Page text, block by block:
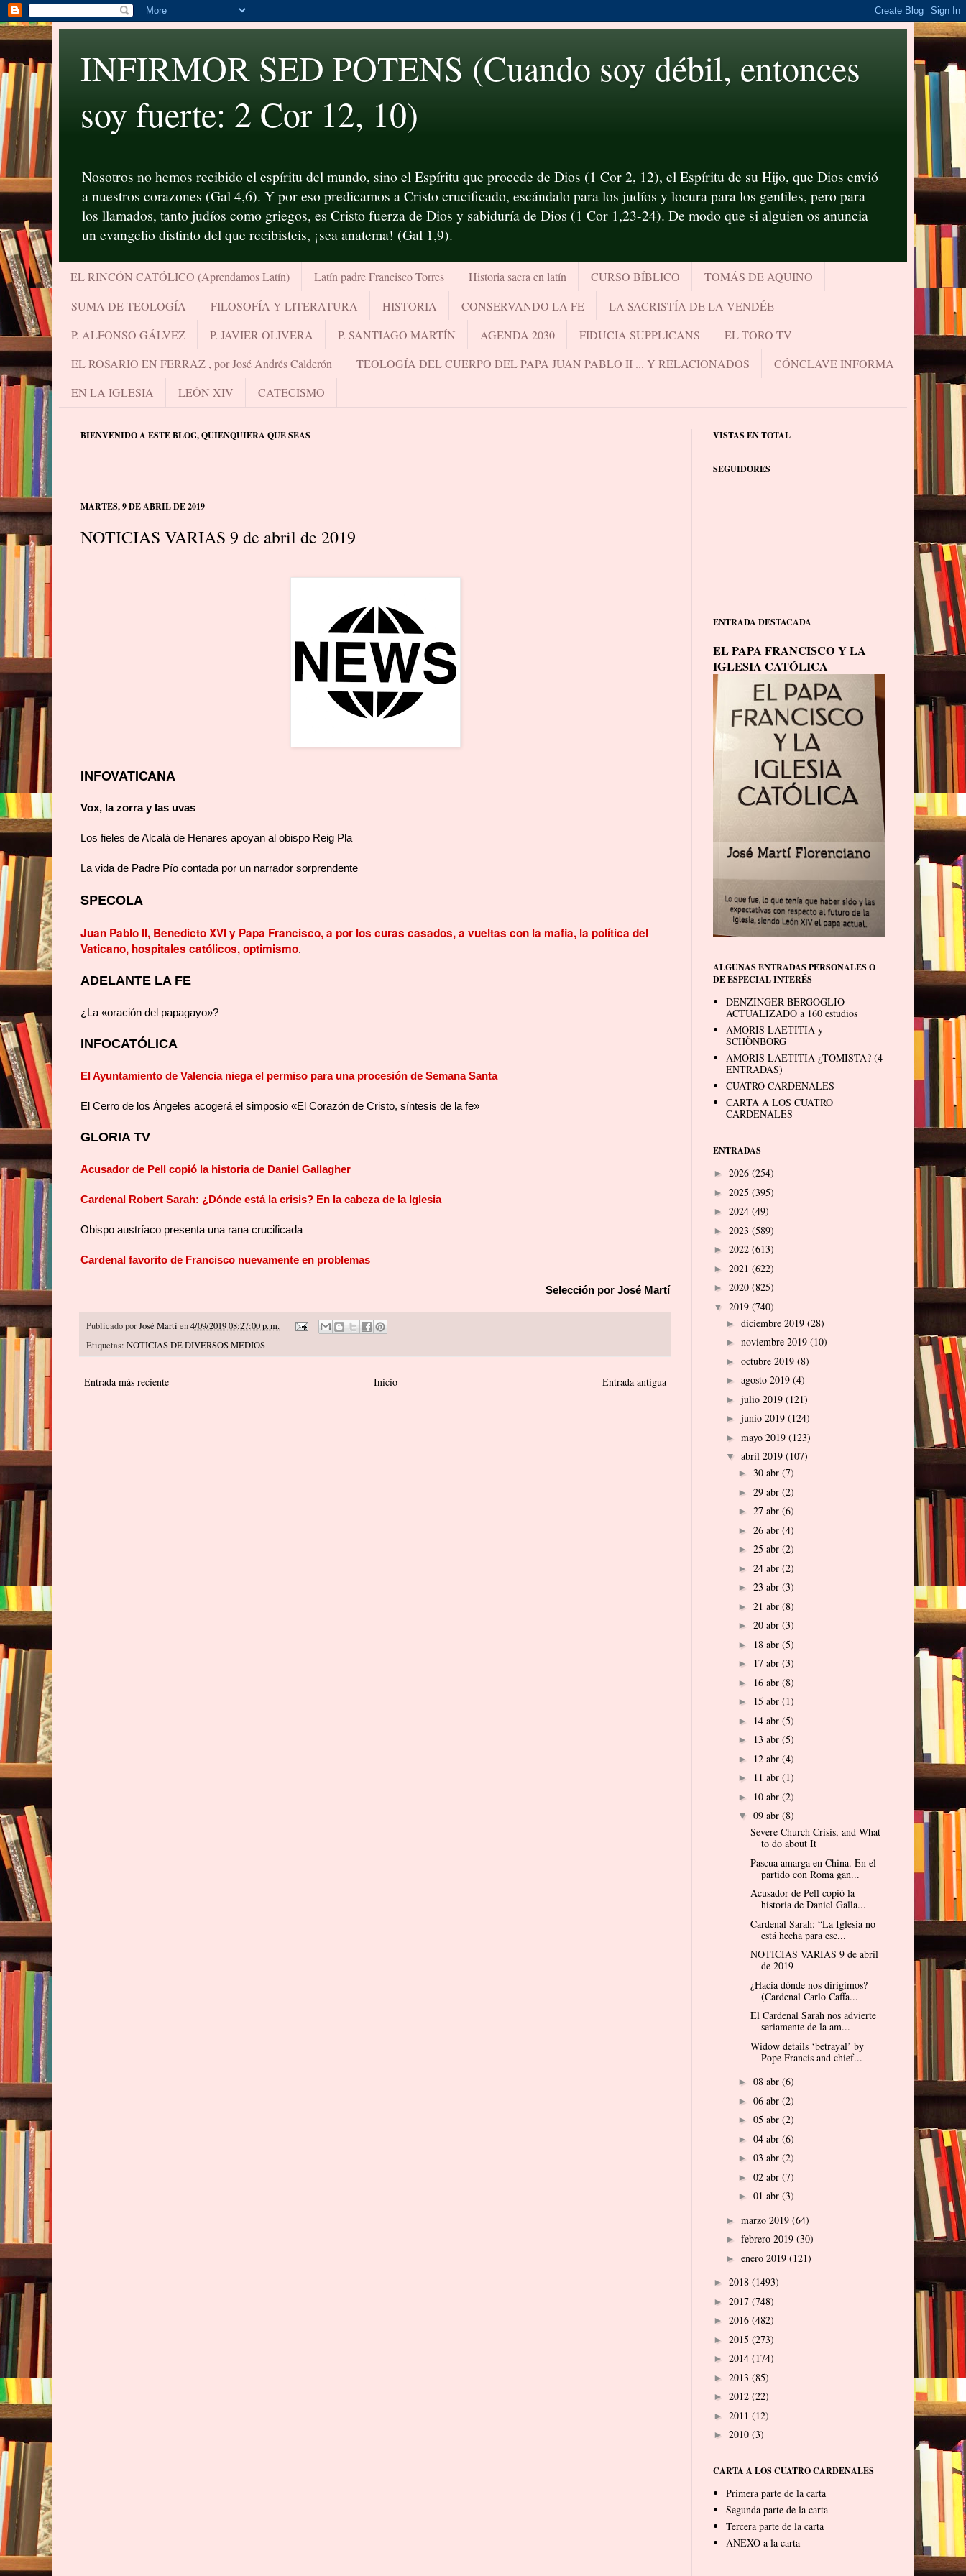
INFIRMOR SED POTENS (Cuando soy débil, entonces
soy fuerte: 2 Cor 12, 10)
Nosotros no hemos recibido el espíritu del mundo, sino el Espíritu que procede de Dios (1 Cor 2, 12), el Espíritu de su Hijo, que Dios envió
a nuestros corazones (Gal 4,6). Y por eso predicamos a Cristo crucificado, escándalo para los judíos y locura para los gentiles, pero para
los llamados, tanto judíos como griegos, es Cristo fuerza de Dios y sabiduría de Dios (1 Cor 1,23-24). De modo que si alguien os anuncia
un evangelio distinto del que recibisteis, ¡sea anatema! (Gal 1,9).
EL RINCÓN CATÓLICO (Aprendamos Latín) Latín padre Francisco Torres Historia sacra en latín CURSO BÍBLICO
TOMÁS DE AQUINO
SUMA DE TEOLOGÍA
FILOSOFÍA Y LITERATURA HISTORIA CONSERVANDO LA FE
LA SACRISTÍA DE LA VENDÉE
P. ALFONSO GÁLVEZ
P. JAVIER OLIVERA P. SANTIAGO MARTÍN AGENDA 2030 FIDUCIA SUPPLICANS
EL TORO TV
EL ROSARIO EN FERRAZ , por José Andrés Calderón
TEOLOGÍA DEL CUERPO DEL PAPA JUAN PABLO II ... Y RELACIONADOS
CÓNCLAVE INFORMA
EN LA IGLESIA
LEÓN XIV CATECISMO
BIENVENIDO A ESTE BLOG, QUIENQUIERA QUE SEAS
MARTES, 9 DE ABRIL DE 2019
NOTICIAS VARIAS 9 de abril de 2019
INFOVATICANA
Vox, la zorra y las uvas
Los fieles de Alcalá de Henares apoyan al obispo Reig Pla
La vida de Padre Pío contada por un narrador sorprendente
SPECOLA
Juan Pablo II, Benedicto XVI y Papa Francisco, a por los curas casados, a vueltas con la mafia, la política del
Vaticano, hospitales católicos, optimismo.
ADELANTE LA FE
¿La «oración del papagayo»?
INFOCATÓLICA
El Ayuntamiento de Valencia niega el permiso para una procesión de Semana Santa
El Cerro de los Ángeles acogerá el simposio «El Corazón de Cristo, síntesis de la fe»
GLORIA TV
Acusador de Pell copió la historia de Daniel Gallagher
Cardenal Robert Sarah: ¿Dónde está la crisis? En la cabeza de la Iglesia
Obispo austríaco presenta una rana crucificada
Cardenal favorito de Francisco nuevamente en problemas
Selección por José Martí
Publicado porJosé Martíen4/09/2019 08:27:00 p. m.
Etiquetas: NOTICIAS DE DIVERSOS MEDIOS
Entrada más reciente Entrada antigua
Inicio
VISTAS EN TOTAL
SEGUIDORES
ENTRADA DESTACADA
EL PAPA FRANCISCO Y LA
IGLESIA CATÓLICA
ALGUNAS ENTRADAS PERSONALES O
DE ESPECIAL INTERÉS
DENZINGER-BERGOGLIO
ACTUALIZADO a 160 estudios
AMORIS LAETITIA y
SCHÖNBORG
AMORIS LAETITIA ¿TOMISTA? (4
ENTRADAS)
CUATRO CARDENALES
CARTA A LOS CUATRO
CARDENALES
ENTRADAS
► 2026 (254)
► 2025 (395)
► 2024 (49)
► 2023 (589)
► 2022 (613)
► 2021 (622)
► 2020 (825)
▼ 2019 (740)
► diciembre 2019 (28)
► noviembre 2019 (10)
► octubre 2019 (8)
► agosto 2019 (4)
► julio 2019 (121)
► junio 2019 (124)
► mayo 2019 (123)
▼ abril 2019 (107)
► 30 abr (7)
► 29 abr (2)
► 27 abr (6)
► 26 abr (4)
► 25 abr (2)
► 24 abr (2)
► 23 abr (3)
► 21 abr (8)
► 20 abr (3)
► 18 abr (5)
► 17 abr (3)
► 16 abr (8)
► 15 abr (1)
► 14 abr (5)
► 13 abr (5)
► 12 abr (4)
► 11 abr (1)
► 10 abr (2)
▼ 09 abr (8)
Severe Church Crisis, and What
to do about It
Pascua amarga en China. En el
partido con Roma gan...
Acusador de Pell copió la
historia de Daniel Galla...
Cardenal Sarah: “La Iglesia no
está hecha para esc...
NOTICIAS VARIAS 9 de abril
de 2019
¿Hacia dónde nos dirigimos?
(Cardenal Carlo Caffa...
El Cardenal Sarah nos advierte
seriamente de la am...
Widow details ‘betrayal’ by
Pope Francis and chief...
► 08 abr (6)
► 06 abr (2)
► 05 abr (2)
► 04 abr (6)
► 03 abr (2)
► 02 abr (7)
► 01 abr (3)
► marzo 2019 (64)
► febrero 2019 (30)
► enero 2019 (121)
► 2018 (1493)
► 2017 (748)
► 2016 (482)
► 2015 (273)
► 2014 (174)
► 2013 (85)
► 2012 (22)
► 2011 (12)
► 2010 (3)
CARTA A LOS CUATRO CARDENALES
Primera parte de la carta
Segunda parte de la carta
Tercera parte de la carta
ANEXO a la carta